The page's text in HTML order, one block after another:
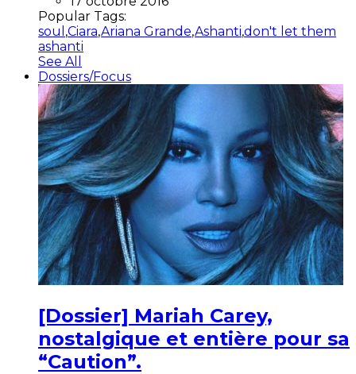
Popular Tags:
soul ,Ciara,Ariana Grande,Ashanti,don't let them
ashanti
See All
Dossiers/Focus
[Dossier] Mariah Carey,
nostalgique et entière pour sa
“Caution”.